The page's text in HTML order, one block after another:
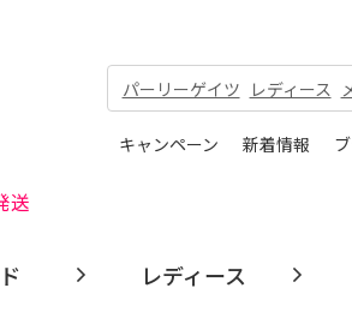
パーリーゲイツ レディース
キャンペーン 新着情報
送
レディース